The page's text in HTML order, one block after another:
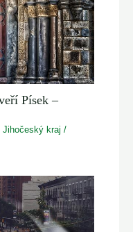
Písek –
kraj /